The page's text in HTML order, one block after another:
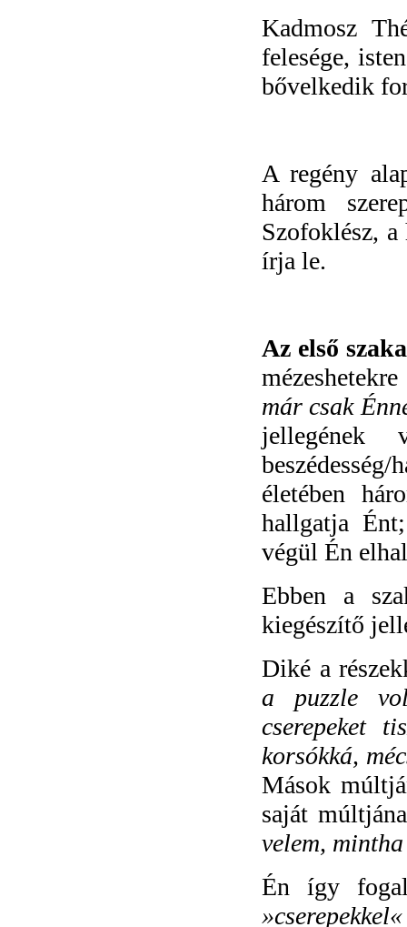
Kadmosz
felesége,
bővelkedik
A regény
három
Szofoklész,
írja le.
Az első
már csak
életében
hallgatja
végül Én
Ebben a
kiegészítő
Diké a
a puzzle
cserepeket
korsókká,
Mások
saját
velem,
Én így